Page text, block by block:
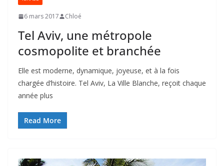
6 mars 2017 Chloé
Tel Aviv, une métropole
cosmopolite et branchée
Elle est moderne, dynamique, joyeuse, et à la fois
chargée d’histoire. Tel Aviv, La Ville Blanche, reçoit chaque
année plus
Read More